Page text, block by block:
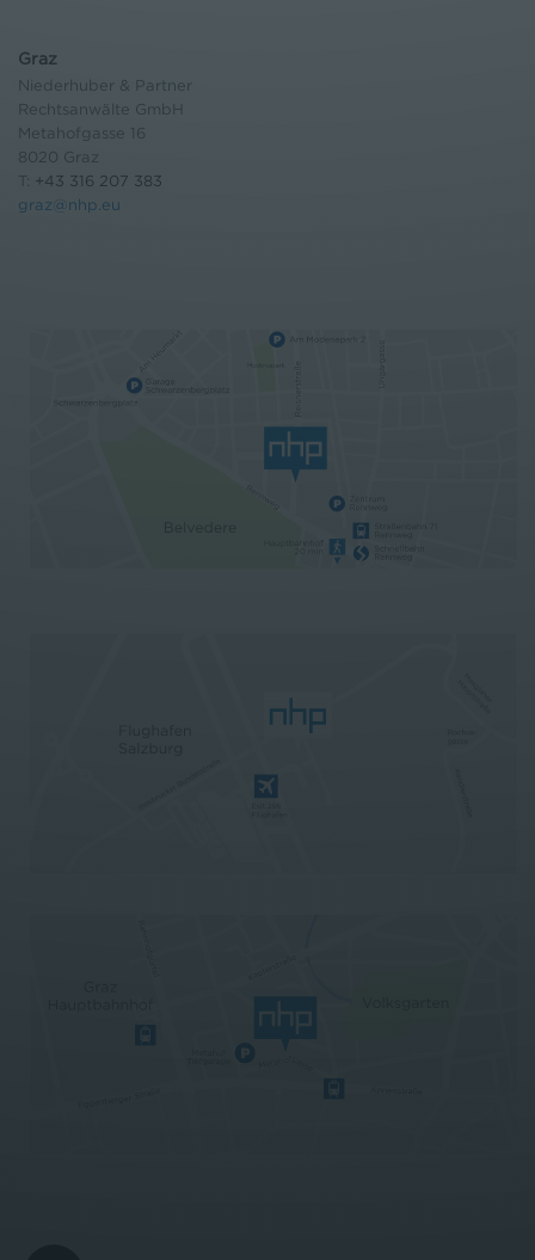
Graz
Niederhuber & Partner
Rechtsanwälte GmbH
Metahofgasse 16
8020 Graz
T: +43 316 207 383
graz@nhp.eu